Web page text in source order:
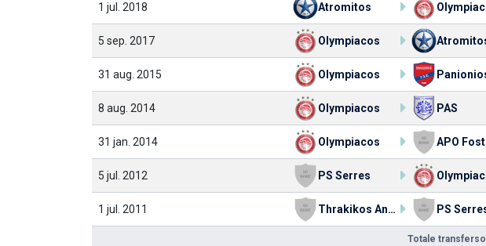
1 jul. 2018 Atromitos
5 sep. 2017 Olympiacos
31 aug. 2015 Olympiacos
8 aug. 2014 Olympiacos PAS
31 jan. 2014 Olympiacos APO
5 jul. 2012 PS Serres
1 jul. 2011 Thrakikos Ano Mitrousiou PS
Totale